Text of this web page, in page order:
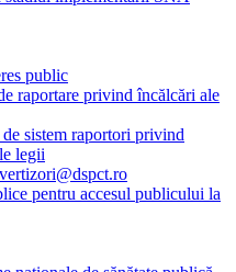
public
raportare privind încălcări ale
de sistem raportori privind
legii
pentru accesul publicului la